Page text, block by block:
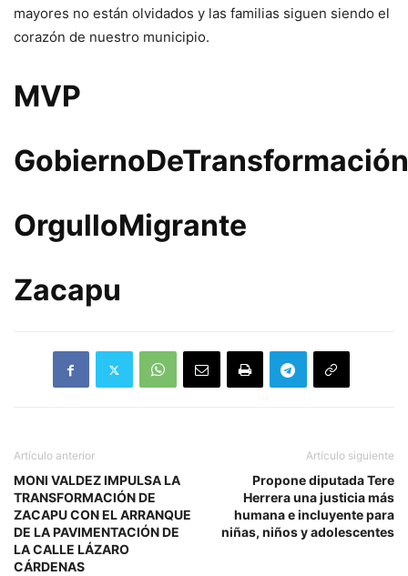
mayores no están olvidados y las familias siguen siendo el
corazón de nuestro municipio.
MVP
GobiernoDeTransformación
OrgulloMigrante
Zacapu
Artículo anterior
MONI VALDEZ IMPULSA LA
TRANSFORMACIÓN DE
ZACAPU CON EL ARRANQUE
DE LA PAVIMENTACIÓN DE
LA CALLE LÁZARO
CÁRDENAS
Artículo siguiente
Propone diputada Tere
Herrera una justicia más
humana e incluyente para
niñas, niños y adolescentes